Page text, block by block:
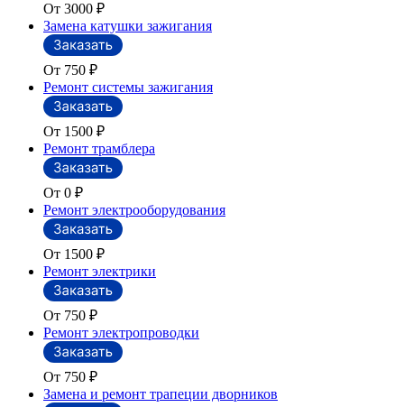
От 3000 ₽
Замена катушки зажигания
От 750 ₽
Ремонт системы зажигания
От 1500 ₽
Ремонт трамблера
От 0 ₽
Ремонт электрооборудования
От 1500 ₽
Ремонт электрики
От 750 ₽
Ремонт электропроводки
От 750 ₽
Замена и ремонт трапеции дворников